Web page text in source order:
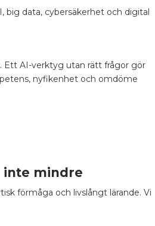
big data, cybersäkerhet och digital
Ett AI-verktyg utan rätt frågor gör
nyfikenhet och omdöme
inte mindre
förmåga och livslångt lärande. Vi